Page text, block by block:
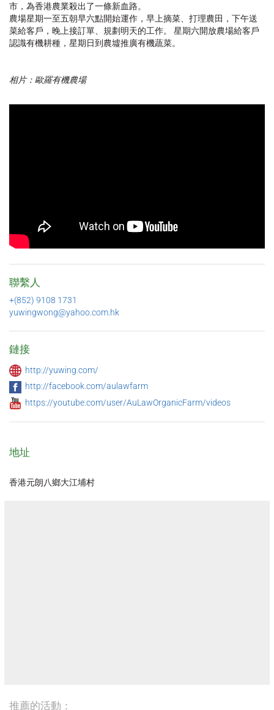
市，為香港農業殺出了一條新血路。
農場星期一至五朝早六點開始運作，早上摘菜、打理農田，下午送
菜給客戶，晚上接訂單、規劃明天的工作。 星期六開放農場給客戶
認識有機耕種，星期日到農墟推廣有機蔬菜。
相片：歐羅有機農場
聯繫人
+(852) 9108 1731
yuwingwong@yahoo.com.hk
鏈接
http://yuwing.com/
http://facebook.com/aulawfarm
https://youtube.com/user/AuLawOrganicFarm/videos
地址
香港元朗八鄉大江埔村
推薦的活動：